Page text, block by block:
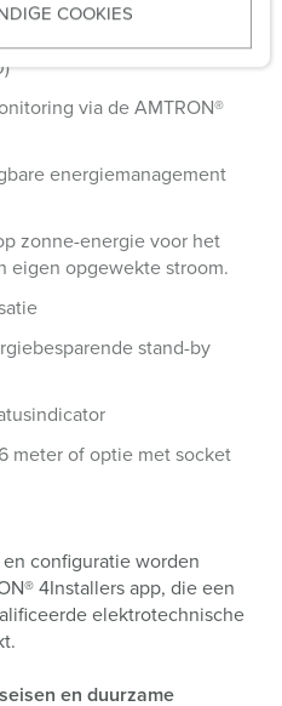
COOKIES
via de AMTRON®
energiemanagement
zonne-energie voor het
eigen opgewekte stroom.
stand-by
meter of optie met socket
configuratie worden
4Installers app, die een
elektrotechnische
en duurzame